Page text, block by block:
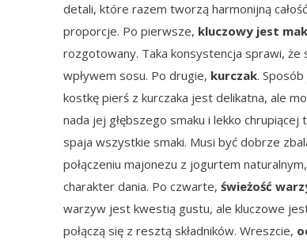
detali, które razem tworzą harmonijną
proporcje. Po pierwsze, kluczowy jest
rozgotowany. Taka konsystencja sprawi, że
wpływem sosu. Po drugie, kurczak.
kostkę pierś z kurczaka jest delikatna, ale
nada jej głębszego smaku i lekko
spaja wszystkie smaki. Musi być dobrze
połączeniu majonezu z jogurtem
charakter dania. Po czwarte, świeżość
warzyw jest kwestią gustu, ale kluczowe
połączą się z resztą składników. Wreszcie,